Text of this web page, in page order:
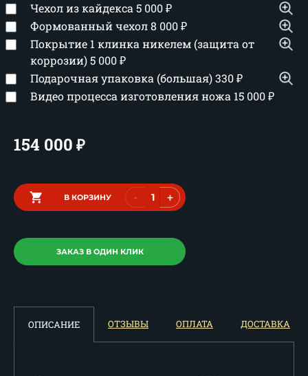
Чехол из кайдекса 5 000₽
Формованный чехол8 000₽
Покрытие 1 клинка никелем (защита от
коррозии)5 000₽
Подарочная упаковка (большая)330₽
Видео процесса изготовления ножа 15 000₽
154 000 ₽
В КОРЗИНУ - +
ЗАКАЗ В ОДИН КЛИК
ОПИСАНИЕ ОТЗЫВЫ ОПЛАТА ДОСТАВКА